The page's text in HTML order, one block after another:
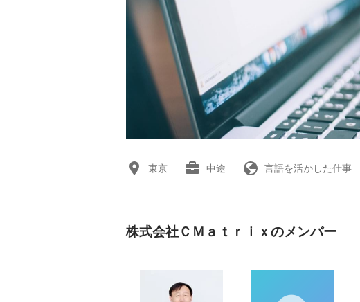
東京 中途 言語を活かした仕事
株式会社ＣＭａｔｒｉｘのメンバー